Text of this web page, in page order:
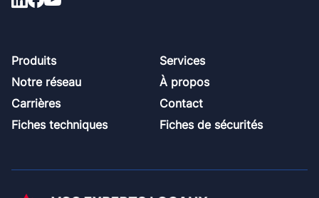
Footer
Produits
Services
Notre réseau
À propos
Carrières
Contact
Fiches techniques
Fiches de sécurités